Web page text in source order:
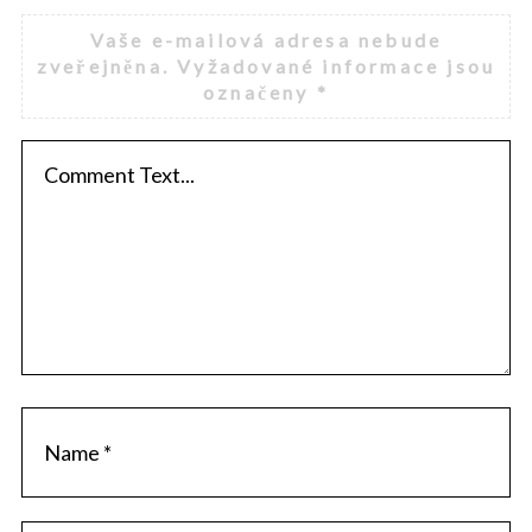
Vaše e-mailová adresa nebude
zveřejněna. Vyžadované informace jsou
označeny *